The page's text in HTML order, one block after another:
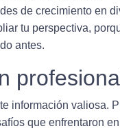
de crecimiento en
tu perspectiva,
antes.
información valiosa.
que enfrentaron en